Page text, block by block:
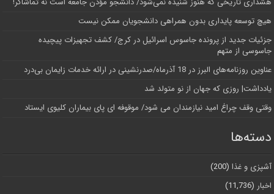
هیچ توسعه پایداری بدون همراهی دانشجویان ممکن نیست
جزئیات جدید از پرونده جاسوس اسرائیل در کرج/‌ کشف تجهیزات پیچیده
جاسوسی از متهم
عناوین روزنامه‌های البرز در ‌18 آذرماه/صدرنشینی در ارائه خدمات زایمان بی‌درد
یادداشت| روزی که جهان از نو متولد شد
وقتی وقف چراغ امید نیازمندان می شود/ موقوفه ای پای بیماران کلیوی ایستاد
دسته‌ها
آشپزی و غذا (200)
اخبار (11,736)